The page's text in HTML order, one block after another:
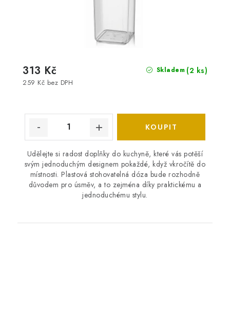
Skladem (2 ks)
259 Kč bez DPH
313 Kč
Udělejte si radost doplňky do kuchyně, které vás potěší
svým jednoduchým designem pokaždé, když vkročítě do
místnosti. Plastová stohovatelná dóza bude rozhodně
důvodem pro úsměv, a to zejména díky praktickému a
jednoduchému stylu.